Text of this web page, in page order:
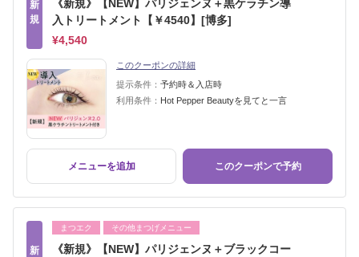
新
規
《新規》【NEW】パリジェンヌ＋黒ケラチン導
入トリートメント【￥4540】[博多]
¥4,540
このクーポンの詳細
提示条件： 予約時＆入店時
利用条件： Hot Pepper Beautyを見てと一言
メニューを追加 このクーポンで予約
新
まつエク その他まつげメニュー
《新規》【NEW】パリジェンヌ＋ブラックコー